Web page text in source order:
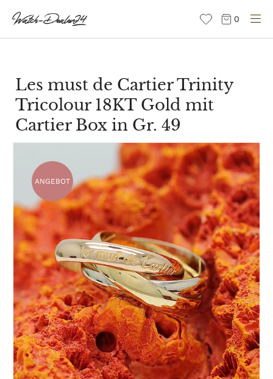
zum
Inhalt
0
Les must de Cartier Trinity
Tricolour 18KT Gold mit
Cartier Box in Gr. 49
ANGEBOT